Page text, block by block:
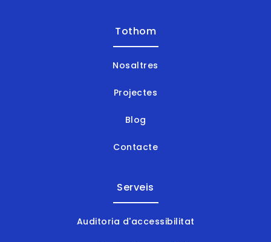
Tothom
Nosaltres
Projectes
Blog
Contacte
Serveis
Auditoria d'accessibilitat